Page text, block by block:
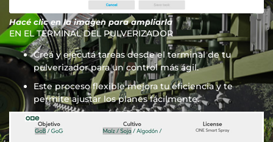
Hacé clic en la imagen para ampliarla
EN EL TERMINAL DEL PULVERIZADOR
Creá y ejecutá tareas desde el terminal de tu
pulverizador para un control más ágil.
Este proceso flexible mejora tu eficiencia y te
permite ajustar los planes fácilmente.